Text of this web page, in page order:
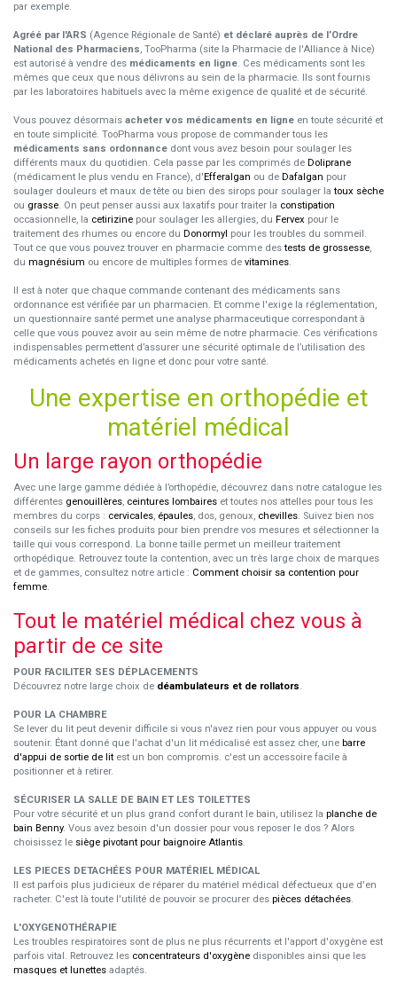
par exemple.
Agréé par l'ARS (Agence Régionale de Santé) et déclaré auprès de l’Ordre
National des Pharmaciens, TooPharma (site la Pharmacie de l'Alliance à Nice)
est autorisé à vendre des médicaments en ligne. Ces médicaments sont les
mêmes que ceux que nous délivrons au sein de la pharmacie. Ils sont fournis
par les laboratoires habituels avec la même exigence de qualité et de sécurité.
Vous pouvez désormais acheter vos médicaments en ligne en toute sécurité et
en toute simplicité. TooPharma vous propose de commander tous les
médicaments sans ordonnance dont vous avez besoin pour soulager les
différents maux du quotidien. Cela passe par les comprimés de Doliprane
(médicament le plus vendu en France), d'Efferalgan ou de Dafalgan pour
soulager douleurs et maux de tête ou bien des sirops pour soulager latoux sèche
ou grasse. On peut penser aussi aux laxatifs pour traiter la constipation
occasionnelle, la cetirizine pour soulager les allergies, du Fervex pour le
traitement des rhumes ou encore du Donormyl pour les troubles du sommeil.
Tout ce que vous pouvez trouver en pharmacie comme destests de grossesse,
du magnésium ou encore de multiples formes de vitamines.
Il est à noter que chaque commande contenant des médicaments sans
ordonnance est vérifiée par un pharmacien. Et comme l'exige la réglementation,
un questionnaire santé permet une analyse pharmaceutique correspondant à
celle que vous pouvez avoir au sein même de notre pharmacie. Ces vérifications
indispensables permettent d’assurer une sécurité optimale de l’utilisation des
médicaments achetés en ligne et donc pour votre santé.
Une expertise en orthopédie et
matériel médical
Un large rayon orthopédie
Avec une large gamme dédiée à l’orthopédie, découvrez dans notre catalogue les
différentes genouillères, ceintures lombaires et toutes nos attelles pour tous les
membres du corps : cervicales, épaules, dos, genoux, chevilles. Suivez bien nos
conseils sur les fiches produits pour bien prendre vos mesures et sélectionner la
taille qui vous correspond. La bonne taille permet un meilleur traitement
orthopédique. Retrouvez toute la contention, avec un très large choix de marques
et de gammes, consultez notre article : Comment choisir sa contention pour
femme.
Tout le matériel médical chez vous à
partir de ce site
POUR FACILITER SES DÉPLACEMENTS
Découvrez notre large choix de déambulateurs et de rollators.
POUR LA CHAMBRE
Se lever du lit peut devenir difficile si vous n'avez rien pour vous appuyer ou vous
soutenir. Étant donné que l'achat d'un lit médicalisé est assez cher, une barre
d'appui de sortie de lit est un bon compromis. c'est un accessoire facile à
positionner et à retirer.
SÉCURISER LA SALLE DE BAIN ET LES TOILETTES
Pour votre sécurité et un plus grand confort durant le bain, utilisez la planche de
bain Benny. Vous avez besoin d'un dossier pour vous reposer le dos ? Alors
choisissez le siège pivotant pour baignoire Atlantis.
LES PIECES DETACHÉES POUR MATÉRIEL MÉDICAL
Il est parfois plus judicieux de réparer du matériel médical défectueux que d'en
racheter. C'est là toute l'utilité de pouvoir se procurer des pièces détachées.
L'OXYGENOTHÉRAPIE
Les troubles respiratoires sont de plus ne plus récurrents et l'apport d'oxygène est
parfois vital. Retrouvez les concentrateurs d'oxygène disponibles ainsi que les
masques et lunettes adaptés.